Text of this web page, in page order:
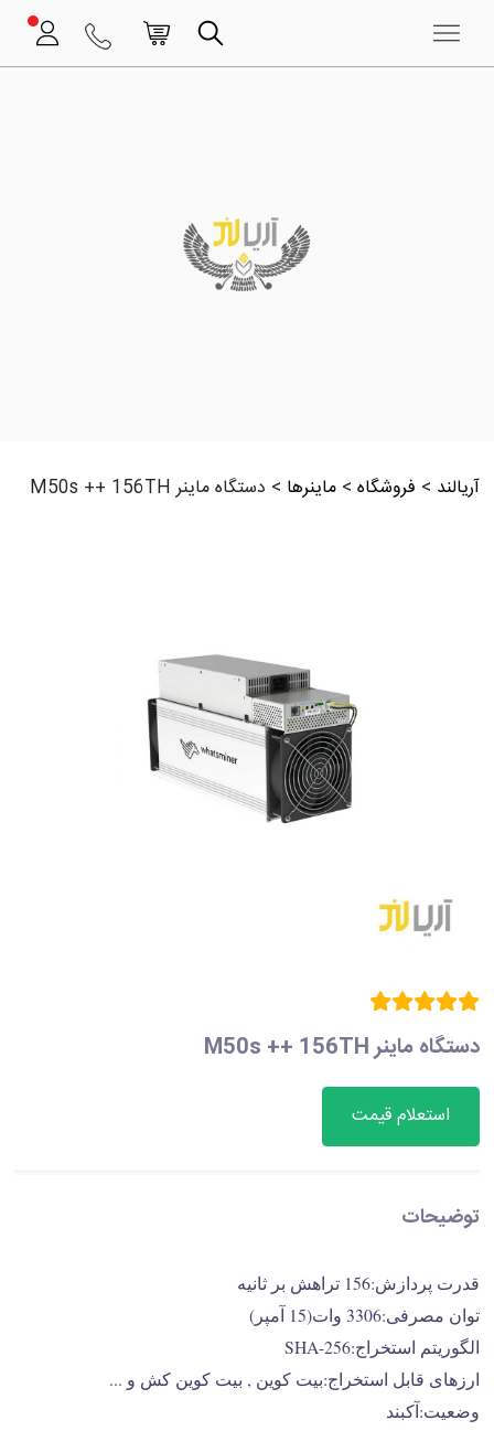
آریالند > فروشگاه >ماینرها > دستگاه ماینر M50s ++ 156TH
دستگاه ماینر M50s ++ 156TH
استعلام قیمت
توضیحات
قدرت پردازش:156 تراهش بر ثانیه
توان مصرفی:3306 وات(15 آمپر)
الگوریتم استخراج:SHA-256
ارزهای قابل استخراج:بیت کوین , بیت کوین کش و ...
وضعیت:آکبند